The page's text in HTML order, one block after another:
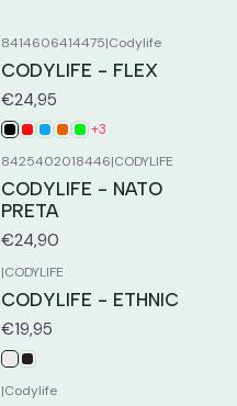
8414606414475|Codylife
CODYLIFE - FLEX
€24,95
+3
8425402018446|CODYLIFE
CODYLIFE - NATO
PRETA
€24,90
|CODYLIFE
CODYLIFE - ETHNIC
€19,95
|Codylife